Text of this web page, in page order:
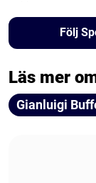
Följ
Läs mer
Gianluigi